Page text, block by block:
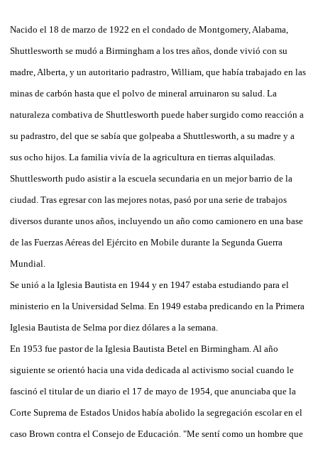
Nacido el 18 de marzo de 1922 en el condado de Montgomery, Alabama,
Shuttlesworth se mudó a Birmingham a los tres años, donde vivió con su
madre, Alberta, y un autoritario padrastro, William, que había trabajado en las
minas de carbón hasta que el polvo de mineral arruinaron su salud. La
naturaleza combativa de Shuttlesworth puede haber surgido como reacción a
su padrastro, del que se sabía que golpeaba a Shuttlesworth, a su madre y a
sus ocho hijos. La familia vivía de la agricultura en tierras alquiladas.
Shuttlesworth pudo asistir a la escuela secundaria en un mejor barrio de la
ciudad. Tras egresar con las mejores notas, pasó por una serie de trabajos
diversos durante unos años, incluyendo un año como camionero en una base
de las Fuerzas Aéreas del Ejército en Mobile durante la Segunda Guerra
Mundial.
Se unió a la Iglesia Bautista en 1944 y en 1947 estaba estudiando para el
ministerio en la Universidad Selma. En 1949 estaba predicando en la Primera
Iglesia Bautista de Selma por diez dólares a la semana.
En 1953 fue pastor de la Iglesia Bautista Betel en Birmingham. Al año
siguiente se orientó hacia una vida dedicada al activismo social cuando le
fascinó el titular de un diario el 17 de mayo de 1954, que anunciaba que la
Corte Suprema de Estados Unidos había abolido la segregación escolar en el
caso Brown contra el Consejo de Educación. "Me sentí como un hombre que